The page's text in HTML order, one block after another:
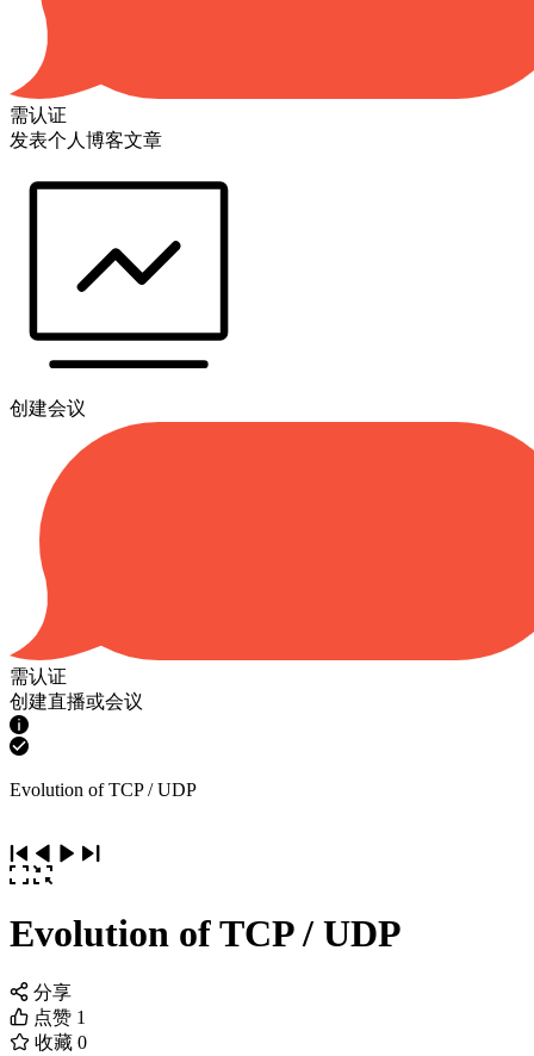
需认证
发表个人博客文章
创建会议
需认证
创建直播或会议
Evolution of TCP / UDP
Evolution of TCP / UDP
分享
点赞 1
收藏 0